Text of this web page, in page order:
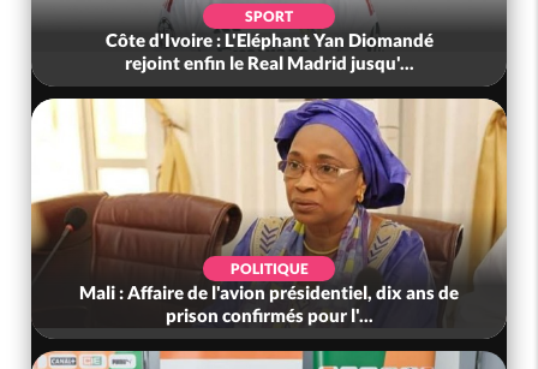
SPORT
Côte d'Ivoire : L'Eléphant Yan Diomandé
rejoint enfin le Real Madrid jusqu'...
POLITIQUE
Mali : Affaire de l'avion présidentiel, dix ans de
prison confirmés pour l'...